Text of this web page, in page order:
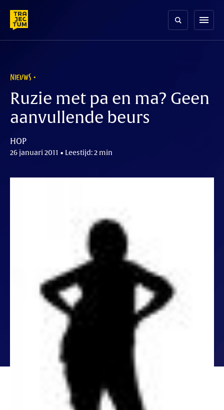
content
menu
NIEUWS
Ruzie met pa en ma? Geen
aanvullende beurs
HOP
26 januari 2011 • Leestijd: 2 min